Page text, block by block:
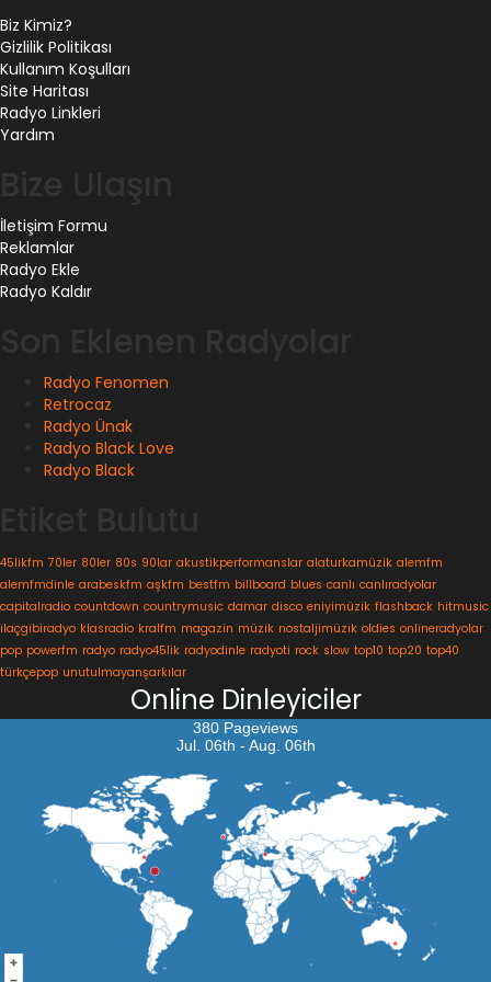
Biz Kimiz?
Gizlilik Politikası
Kullanım Koşulları
Site Haritası
Radyo Linkleri
Yardım
İletişim Formu
Reklamlar
Radyo Ekle
Radyo Kaldır
Radyo Fenomen
Retrocaz
Radyo Ünak
Radyo Black Love
Radyo Black
45likfm 70ler 80ler 80s 90lar akustikperformanslar alaturkamüzik alemfm
alemfmdinle arabeskfm aşkfm bestfm billboard blues canlı canlıradyolar
capitalradio countdown countrymusic damar disco eniyimüzik flashback hitmusic
ilaçgibiradyo klasradio kralfm magazin müzik nostaljimüzik oldies onlineradyolar
pop powerfm radyo radyo45lik radyodinle radyoti rock slow top10 top20 top40
türkçepop unutulmayanşarkılar
Online Dinleyiciler
380 Pageviews
Jul. 06th - Aug. 06th